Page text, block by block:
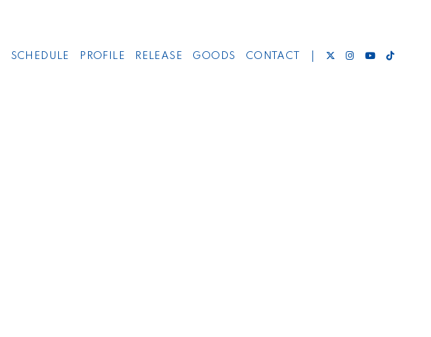
SCHEDULE PROFILE RELEASE GOODS CONTACT